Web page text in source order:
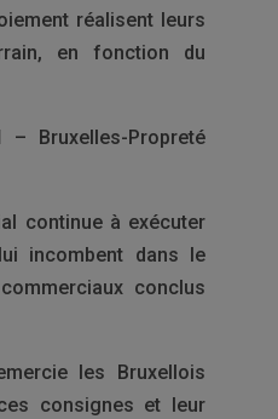
réalisent leurs
en fonction du
– Bruxelles-Propreté
continue à exécuter
incombent dans le
conclus
les Bruxellois
consignes et leur